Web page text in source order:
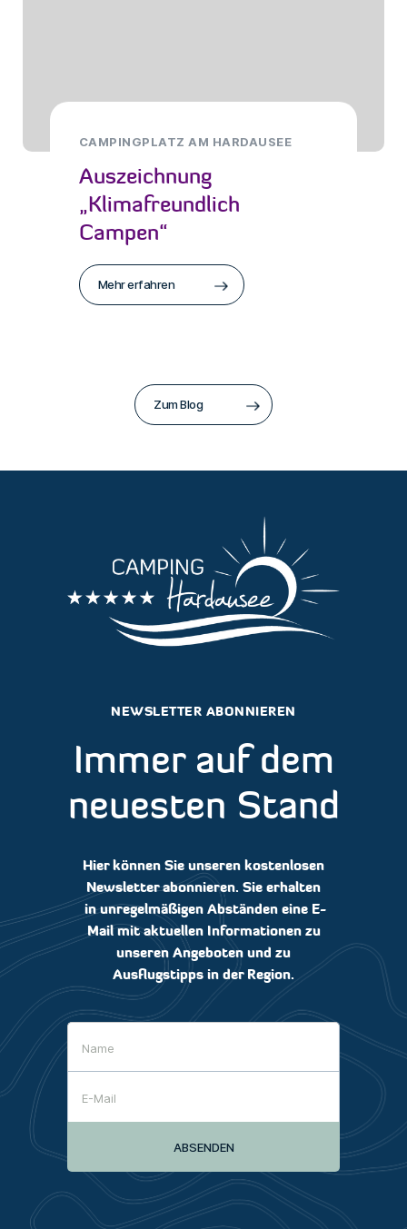
CAMPINGPLATZ AM HARDAUSEE
Auszeichnung
„Klimafreundlich
Campen“
Mehr erfahren
Zum Blog
NEWSLETTER ABONNIEREN
Immer auf dem
neuesten Stand
Hier können Sie unseren kostenlosen
Newsletter abonnieren. Sie erhalten
in unregelmäßigen Abständen eine E-
Mail mit aktuellen Informationen zu
unseren Angeboten und zu
Ausflugstipps in der Region.